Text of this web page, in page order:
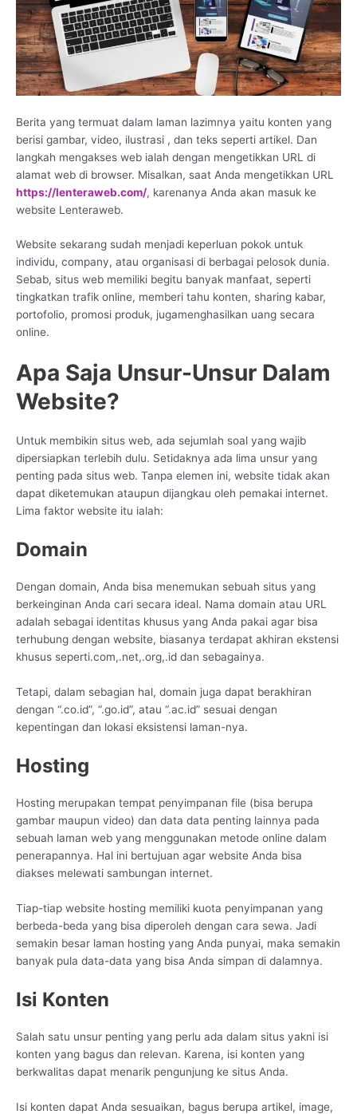
Berita yang termuat dalam laman lazimnya yaitu konten yang
berisi gambar, video, ilustrasi , dan teks seperti artikel. Dan
langkah mengakses web ialah dengan mengetikkan URL di
alamat web di browser. Misalkan, saat Anda mengetikkan URL
https://lenteraweb.com/, karenanya Anda akan masuk ke
website Lenteraweb.
Website sekarang sudah menjadi keperluan pokok untuk
individu, company, atau organisasi di berbagai pelosok dunia.
Sebab, situs web memiliki begitu banyak manfaat, seperti
tingkatkan trafik online, memberi tahu konten, sharing kabar,
portofolio, promosi produk, jugamenghasilkan uang secara
online.
Apa Saja Unsur-Unsur Dalam
Website?
Untuk membikin situs web, ada sejumlah soal yang wajib
dipersiapkan terlebih dulu. Setidaknya ada lima unsur yang
penting pada situs web. Tanpa elemen ini, website tidak akan
dapat diketemukan ataupun dijangkau oleh pemakai internet.
Lima faktor website itu ialah:
Domain
Dengan domain, Anda bisa menemukan sebuah situs yang
berkeinginan Anda cari secara ideal. Nama domain atau URL
adalah sebagai identitas khusus yang Anda pakai agar bisa
terhubung dengan website, biasanya terdapat akhiran ekstensi
khusus seperti.com,.net,.org,.id dan sebagainya.
Tetapi, dalam sebagian hal, domain juga dapat berakhiran
dengan “.co.id”, “.go.id”, atau “.ac.id” sesuai dengan
kepentingan dan lokasi eksistensi laman-nya.
Hosting
Hosting merupakan tempat penyimpanan file (bisa berupa
gambar maupun video) dan data data penting lainnya pada
sebuah laman web yang menggunakan metode online dalam
penerapannya. Hal ini bertujuan agar website Anda bisa
diakses melewati sambungan internet.
Tiap-tiap website hosting memiliki kuota penyimpanan yang
berbeda-beda yang bisa diperoleh dengan cara sewa. Jadi
semakin besar laman hosting yang Anda punyai, maka semakin
banyak pula data-data yang bisa Anda simpan di dalamnya.
Isi Konten
Salah satu unsur penting yang perlu ada dalam situs yakni isi
konten yang bagus dan relevan. Karena, isi konten yang
berkwalitas dapat menarik pengunjung ke situs Anda.
Isi konten dapat Anda sesuaikan, bagus berupa artikel, image,